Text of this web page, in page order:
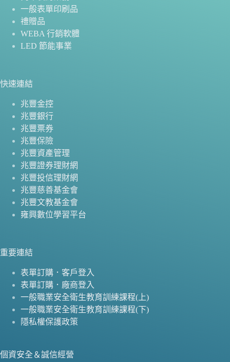
一般表單印刷品
禮贈品
WEBA 行銷軟體
LED 節能事業
快速連結
兆豐金控
兆豐銀行
兆豐票券
兆豐保險
兆豐資產管理
兆豐證券理財網
兆豐投信理財網
兆豐慈善基金會
兆豐文教基金會
雍興數位學習平台
重要連結
表單訂購．客戶登入
表單訂購．廠商登入
一般職業安全衛生教育訓練課程(上)
一般職業安全衛生教育訓練課程(下)
隱私權保護政策
個資安全＆誠信經營